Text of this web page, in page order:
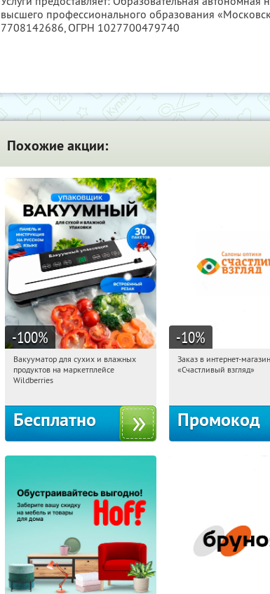
высшего профессионального образования
7708142686, ОГРН 1027700479740
Похожие акции:
-100%
01:14:48 Получили:180
Россия
Вакууматор для сухих и влажных
продуктов на маркетплейсе
Wildberries
Бесплатно
-10%
01:14:48
Заказ в интернет-
«Счастливый взгляд»
Промокод